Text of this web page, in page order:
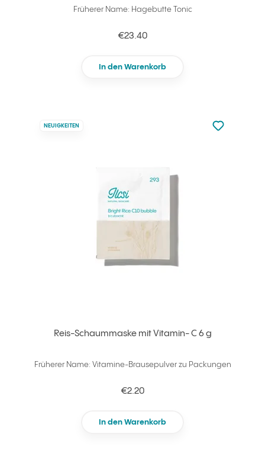
Früherer Name: Hagebutte Tonic
€23.40
In den Warenkorb
Reis-Schaummaske mit Vitamin- C 6 g
NEUIGKEITEN
Früherer Name: Vitamine-Brausepulver zu Packungen
€2.20
In den Warenkorb
zu den
zu Ihren